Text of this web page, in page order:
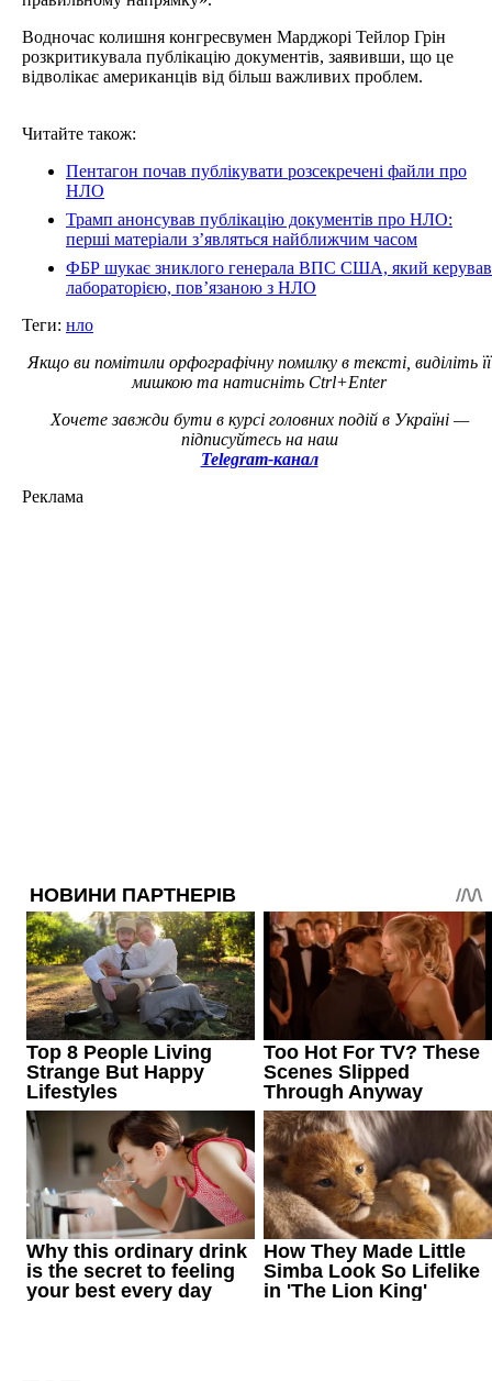
Водночас колишня конгресвумен Марджорі Тейлор Грін
розкритикувала публікацію документів, заявивши, що це
відволікає американців від більш важливих проблем.
Читайте також:
Пентагон почав публікувати розсекречені файли про
НЛО
Трамп анонсував публікацію документів про НЛО:
перші матеріали з’являться найближчим часом
ФБР шукає зниклого генерала ВПС США, який керував
лабораторією, пов’язаною з НЛО
Теги: нло
Якщо ви помітили орфографічну помилку в тексті, виділіть її
мишкою та натисніть Ctrl+Enter
Хочете завжди бути в курсі головних подій в Україні —
підписуйтесь на наш
Telegram-канал
Реклама